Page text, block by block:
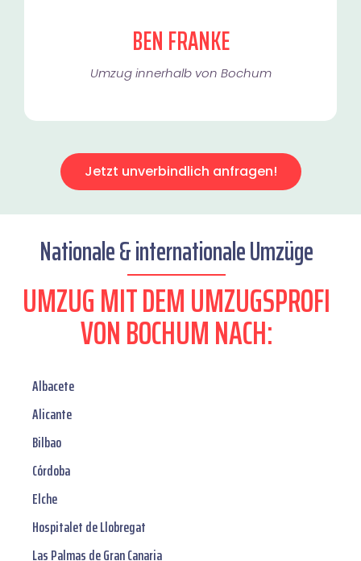
BEN FRANKE
Umzug innerhalb von Bochum​
Jetzt unverbindlich anfragen!
Nationale & internationale Umzüge
UMZUG MIT DEM UMZUGSPROFI
VON BOCHUM NACH:
Albacete
Alicante
Bilbao
Córdoba
Elche
Hospitalet de Llobregat
Las Palmas de Gran Canaria